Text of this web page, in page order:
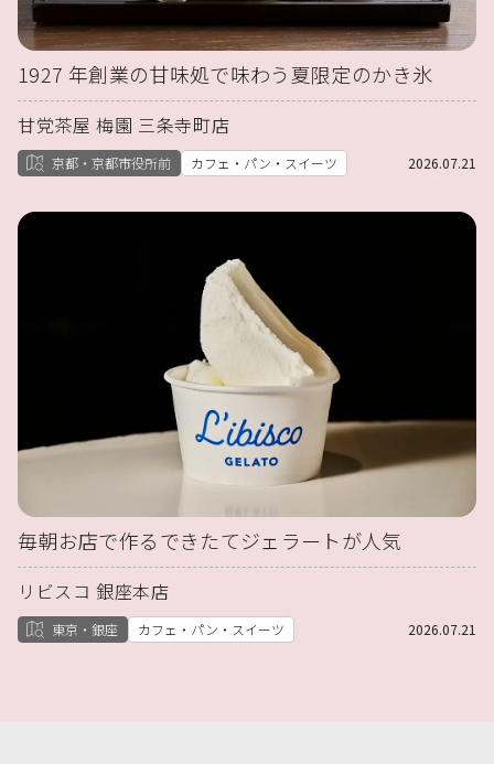
1927 年創業の甘味処で味わう夏限定のかき氷
甘党茶屋 梅園 三条寺町店
京都・京都市役所前 カフェ・パン・スイーツ 2026.07.21
毎朝お店で作るできたてジェラートが人気
リビスコ 銀座本店
東京・銀座 カフェ・パン・スイーツ 2026.07.21